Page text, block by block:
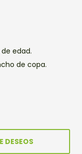
de edad.
de copa.
DESEOS